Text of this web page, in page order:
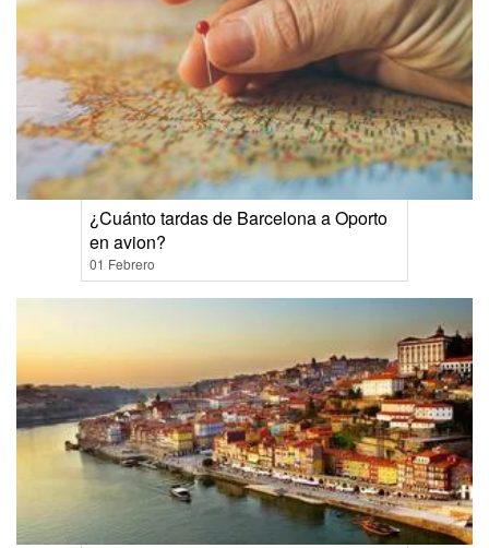
¿Cuánto tardas de Barcelona a Oporto
en avion?
01 Febrero